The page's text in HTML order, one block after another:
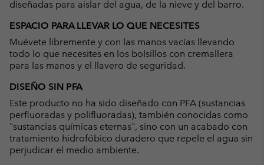
diseñadas para aislar del agua, de la nieve y del barro.
ESPACIO PARA LLEVAR LO QUE NECESITES
Muévete libremente y con las manos vacías llevando
todo lo que necesites en los bolsillos con cremallera
para las manos y el llavero de seguridad.
DISEÑO SIN PFA
Este producto no ha sido diseñado con PFA (sustancias
perfluoradas y polifluoradas), también conocidas como
"sustancias químicas eternas", sino con un acabado con
tratamiento hidrofóbico duradero que repele el agua sin
perjudicar el medio ambiente.